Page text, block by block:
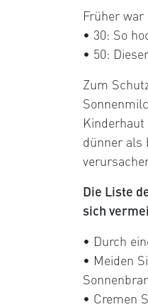
Früher
• 30: So
• 50:
Zum
dünner als
Die Liste
sich
• Durch
• Meiden
• Cremen